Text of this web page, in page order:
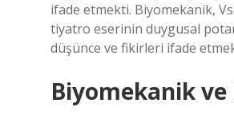
ifade etmekti. Biyomekanik,
tiyatro eserinin duygusal
düşünce ve fikirleri ifade
Biyomekanik